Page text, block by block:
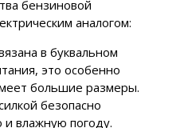
бензиновой
аналогом:
в буквальном
это особенно
большие размеры.
безопасно
и влажную погоду.